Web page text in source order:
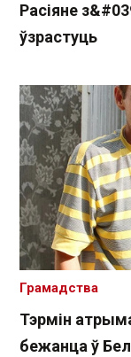
Расіяне
ўзрастуць
Тэрмін
бежанца ў
Грамадства